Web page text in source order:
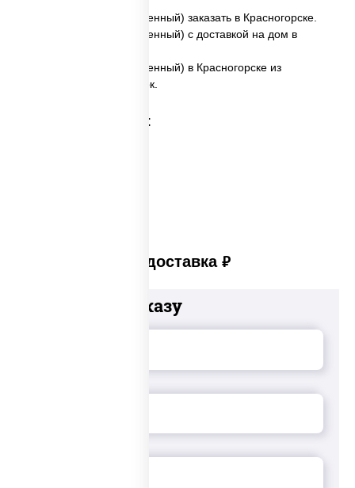
✅ Чили кани ролл (запеченный) заказать в Красногорске.
✅ Чили кани ролл (запеченный) с доставкой на дом в
✅ Чили кани ролл (запеченный) в Красногорске из
ресторана ПиццаСушиВок.
Категории товара:
Платная доставка руб
Добавьте к заказу